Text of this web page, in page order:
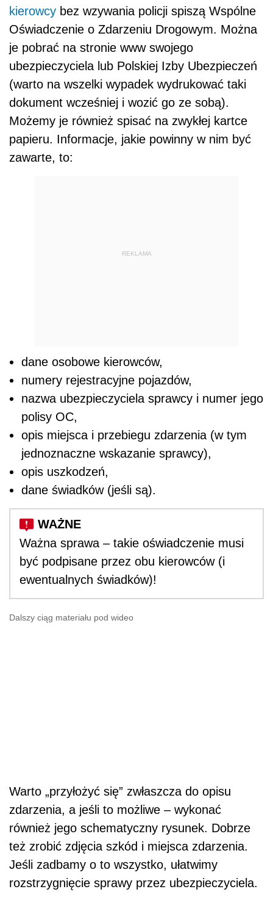
kierowcy bez wzywania policji spiszą Wspólne
Oświadczenie o Zdarzeniu Drogowym. Można
je pobrać na stronie www swojego
ubezpieczyciela lub Polskiej Izby Ubezpieczeń
(warto na wszelki wypadek wydrukować taki
dokument wcześniej i wozić go ze sobą).
Możemy je również spisać na zwykłej kartce
papieru. Informacje, jakie powinny w nim być
zawarte, to:
REKLAMA
dane osobowe kierowców,
numery rejestracyjne pojazdów,
nazwa ubezpieczyciela sprawcy i numer jego
polisy OC,
opis miejsca i przebiegu zdarzenia (w tym
jednoznaczne wskazanie sprawcy),
opis uszkodzeń,
dane świadków (jeśli są).
Ważna sprawa – takie oświadczenie musi
być podpisane przez obu kierowców (i
ewentualnych świadków)!
Dalszy ciąg materiału pod wideo
Warto „przyłożyć się” zwłaszcza do opisu
zdarzenia, a jeśli to możliwe – wykonać
również jego schematyczny rysunek. Dobrze
też zrobić zdjęcia szkód i miejsca zdarzenia.
Jeśli zadbamy o to wszystko, ułatwimy
rozstrzygnięcie sprawy przez ubezpieczyciela.